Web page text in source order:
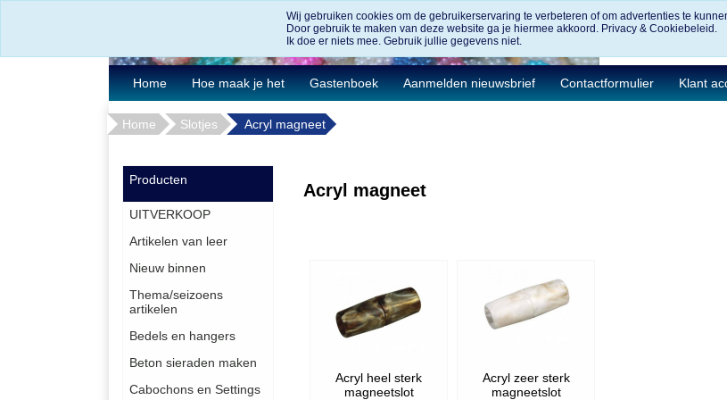
Home Hoe maak je het Gastenboek Aanmelden nieuwsbrief Contactformulier Klant
Home Slotjes Acryl magneet
Producten
UITVERKOOP
Artikelen van leer
Nieuw binnen
Thema/seizoens
artikelen
Bedels en hangers
Beton sieraden maken
Cabochons en Settings
Acryl magneet
Acryl heel sterk
magneetslot
Acryl zeer sterk
magneetslot
Wij gebruiken cookies om de gebruikerservaring te verbeteren of om advertenties te
Door gebruik te maken van deze website ga je hiermee akkoord. Privacy & Cookiebeleid.
Ik doe er niets mee. Gebruik jullie gegevens niet.